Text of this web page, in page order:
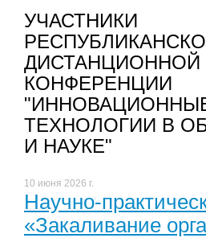
УЧАСТНИКИ
ДИСТАНЦИОННОЙ
КОНФЕРЕНЦИИ
ТЕХНОЛОГИИ В
И НАУКЕ"
10 июня 2026 г.
Научно-
«Закаливание